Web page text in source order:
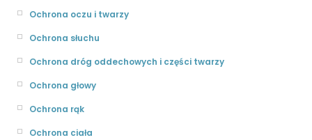
Ochrona oczu i twarzy
Ochrona słuchu
Ochrona dróg oddechowych i części twarzy
Ochrona głowy
Ochrona rąk
Ochrona ciała